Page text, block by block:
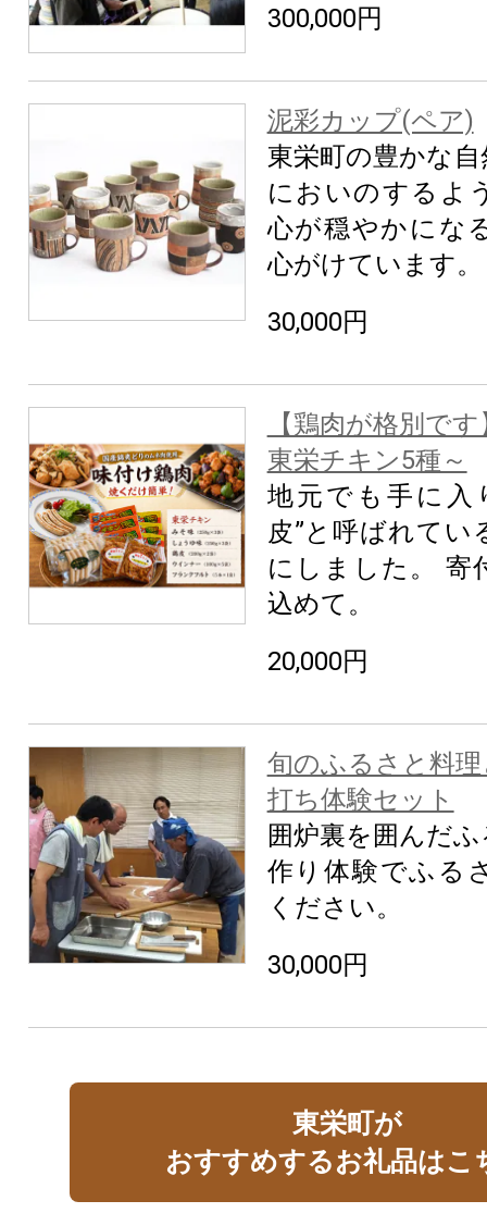
300,000円
泥彩カップ(ペア)
東栄町の豊かな
においのするよ
心が穏やかにな
心がけています。
30,000円
【鶏肉が格別で
東栄チキン5種～
地元でも手に入
皮”と呼ばれてい
にしました。 寄
込めて。
20,000円
旬のふるさと料
打ち体験セット
囲炉裏を囲んだ
作り体験でふる
ください。
30,000円
東栄町が
おすすめするお礼品はこ